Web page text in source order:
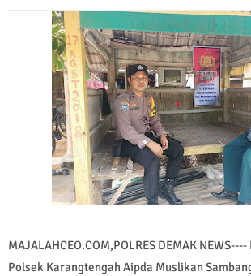
MAJALAHCEO.COM,POLRES DEMAK
Polsek Karangtengah Aipda Muslikan